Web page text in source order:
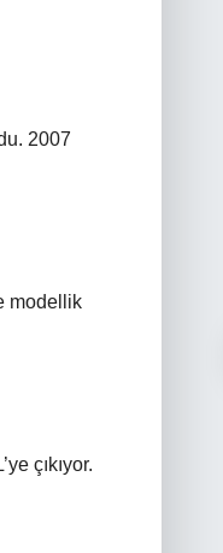
2007
modellik
çıkıyor.